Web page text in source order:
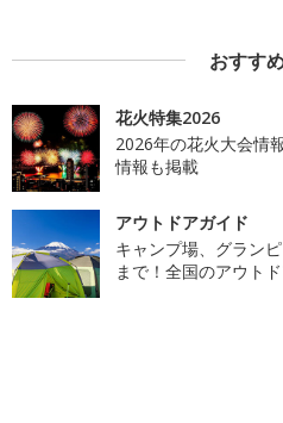
おすす
花火特集2026
2026年の花火大会情
情報も掲載
アウトドアガイド
キャンプ場、グラン
まで！全国のアウト